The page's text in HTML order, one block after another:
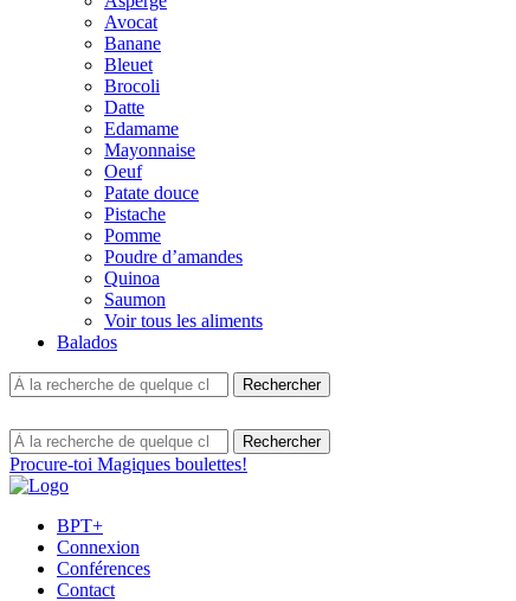
Avocat
Banane
Bleuet
Brocoli
Datte
Edamame
Mayonnaise
Oeuf
Patate douce
Pistache
Pomme
Poudre d’amandes
Quinoa
Saumon
Voir tous les aliments
Balados
Procure-toi Magiques boulettes!
BPT+
Connexion
Conférences
Contact